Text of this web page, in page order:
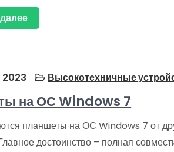
Высокотехничные
на ОС Windows 7
планшеты на ОС Windows 7 от
достоинство – полная